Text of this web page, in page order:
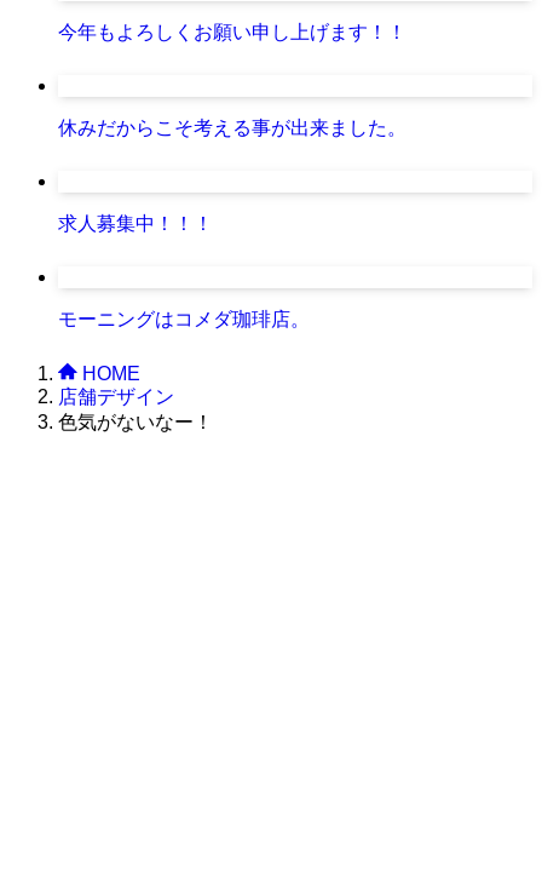
今年もよろしくお願い申し上げます！！
休みだからこそ考える事が出来ました。
求人募集中！！！
モーニングはコメダ珈琲店。
HOME
店舗デザイン
色気がないなー！